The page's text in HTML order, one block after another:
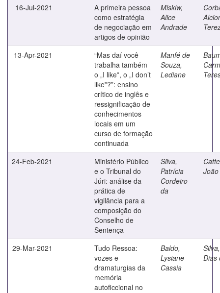
16-Jul-2021
A primeira pessoa
como estratégia
de negociação em
artigos de opinião
Miskiw,
Alice
Andrade
13-Apr-2021
“Mas daí você
trabalha também
o „I like‟, o „I don’t
like‟?”: ensino
crítico de inglês e
ressignificação de
conhecimentos
locais em um
curso de formação
continuada
Manfé de
Souza,
Lediane
24-Feb-2021
Ministério Público
e o Tribunal do
Júri: análise da
prática de
vigilância para a
composição do
Conselho de
Sentença
Silva,
Patrícia
Cordeiro
da
29-Mar-2021
Tudo Ressoa:
vozes e
dramaturgias da
memória
autoficcional no
Baldo,
Lysiane
Cassia
Dias